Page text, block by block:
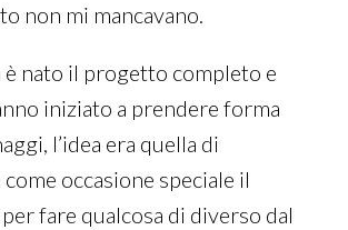
non mi mancavano.
è nato il progetto completo e
iniziato a prendere forma
l’idea era quella di
occasione speciale il
fare qualcosa di diverso dal